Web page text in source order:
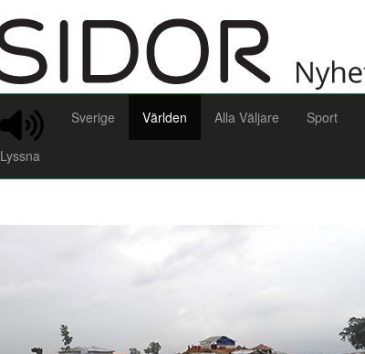
Lyssna
Sverige Världen Alla Väljare Sport